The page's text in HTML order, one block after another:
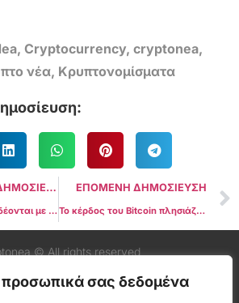
σας δεδομένα
, Cryptocurrency, cryptonea,
νέα, Κρυπτονομίσματα
ΠΡΟΗΓΟΥΜΕΝΗ ΔΗΜΟΣΙΕΥΣΗ
Οι μετοχές που συνδέονται με κρύπτο βλέπουν ράλι τιμών καθώς το Bitcoin ξεπερνά τα 66 χιλιάδες δολάρια
ΕΠΟΜΕΝΗ ΔΗΜΟΣΙΕΥΣΗ
Το κέρδος του Bitcoin πλησιάζει στο ανώτατο όριο των $74.000 καθώς οι κερδοσκόποι μεταφέρουν $500 εκατομμύρια στην Binance
© All rights reserved